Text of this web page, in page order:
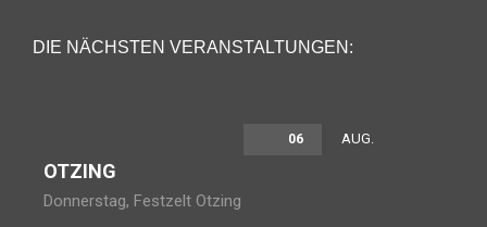
DIE NÄCHSTEN VERANSTALTUNGEN:
06 AUG.
OTZING
Donnerstag, Festzelt Otzing